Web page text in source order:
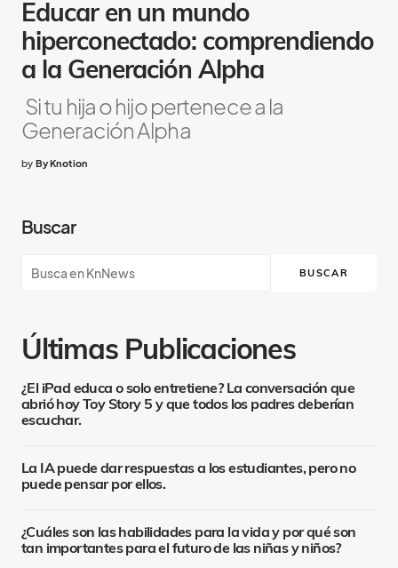
Educar en un mundo
hiperconectado: comprendiendo
a la Generación Alpha
Si tu hija o hijo pertenece a la
Generación Alpha
by By Knotion
Buscar
BUSCAR
Últimas Publicaciones
¿El iPad educa o solo entretiene? La conversación que
abrió hoy Toy Story 5 y que todos los padres deberían
escuchar.
La IA puede dar respuestas a los estudiantes, pero no
puede pensar por ellos.
¿Cuáles son las habilidades para la vida y por qué son
tan importantes para el futuro de las niñas y niños?